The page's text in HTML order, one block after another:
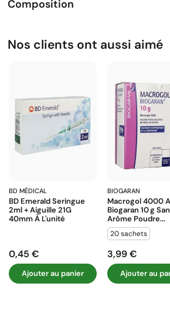
Composition
Nos clients ont aussi aimé
BD MÉDICAL
BD Emerald Seringue
2ml + Aiguille 21G
40mm À L'unité
Prix
0,45 €
Ajouter au panier
BIOGARAN
Macrogol 4000
Biogaran 10 G
Arôme Poudre...
20 sachets
Prix
3,99 €
Ajouter au